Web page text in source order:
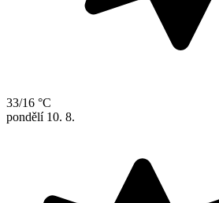
33/16 °C
pondělí 10. 8.